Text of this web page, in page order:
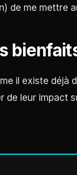
de me mettre
il existe déjà
de leur impact